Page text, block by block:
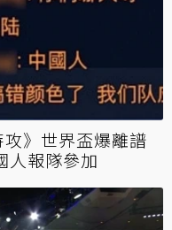
》世界盃爆離譜
人報隊參加